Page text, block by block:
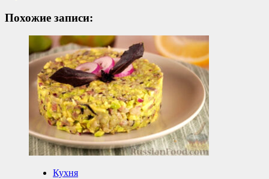
Похожие записи:
Кухня